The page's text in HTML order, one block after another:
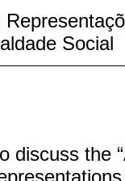
Social
discuss the